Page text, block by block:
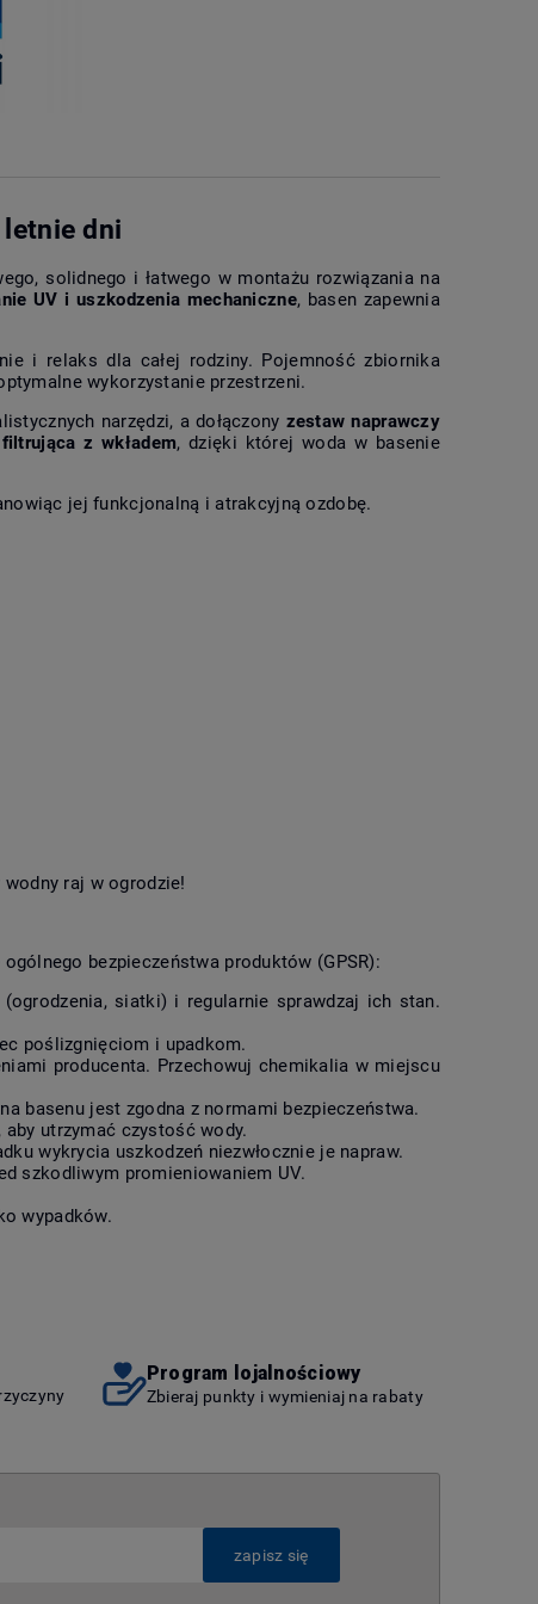
dni
solidnego i łatwego w montażu rozwiązania na
UV i uszkodzenia mechaniczne, basen zapewnia
i relaks dla całej rodziny. Pojemność zbiornika
wykorzystanie przestrzeni.
narzędzi, a dołączony zestaw naprawczy
z wkładem, dzięki której woda w basenie
jej funkcjonalną i atrakcyjną ozdobę.
raj w ogrodzie!
bezpieczeństwa produktów (GPSR):
siatki) i regularnie sprawdzaj ich stan.
poślizgnięciom i upadkom.
producenta. Przechowuj chemikalia w miejscu
basenu jest zgodna z normami bezpieczeństwa.
utrzymać czystość wody.
wykrycia uszkodzeń niezwłocznie je napraw.
szkodliwym promieniowaniem UV.
wypadków.
Program lojalnościowy
Zbieraj punkty i wymieniaj na rabaty
zapisz się